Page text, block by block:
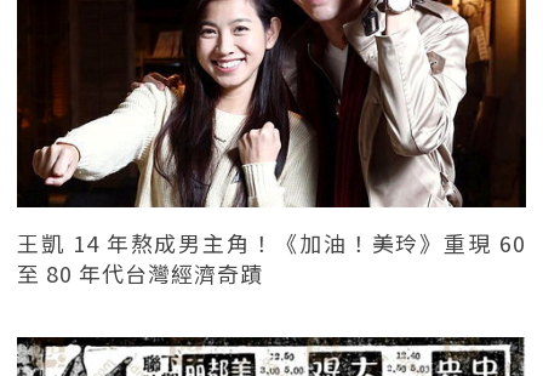
王凱 14 年熬成男主角！《加油！美玲》重現 60
至 80 年代台灣經濟奇蹟